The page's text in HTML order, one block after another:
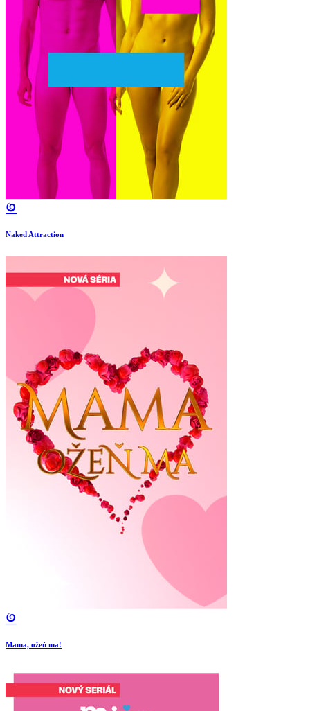
Naked Attraction
Mama, ožeň ma!